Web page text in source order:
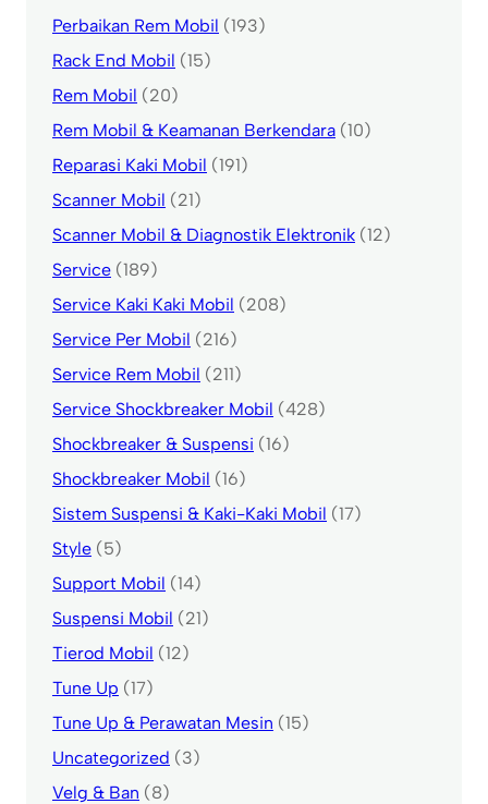
Perbaikan Rem Mobil (193)
Rack End Mobil (15)
Rem Mobil (20)
Rem Mobil & Keamanan Berkendara (10)
Reparasi Kaki Mobil (191)
Scanner Mobil (21)
Scanner Mobil & Diagnostik Elektronik (12)
Service (189)
Service Kaki Kaki Mobil (208)
Service Per Mobil (216)
Service Rem Mobil (211)
Service Shockbreaker Mobil (428)
Shockbreaker & Suspensi (16)
Shockbreaker Mobil (16)
Sistem Suspensi & Kaki-Kaki Mobil (17)
Style (5)
Support Mobil (14)
Suspensi Mobil (21)
Tierod Mobil (12)
Tune Up (17)
Tune Up & Perawatan Mesin (15)
Uncategorized (3)
Velg & Ban (8)